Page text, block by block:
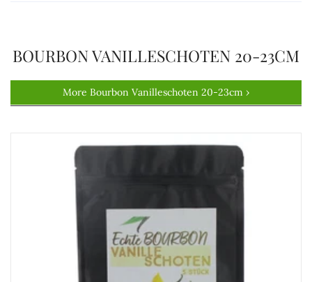
BOURBON VANILLESCHOTEN 20-23CM
More Bourbon Vanilleschoten 20-23cm ›